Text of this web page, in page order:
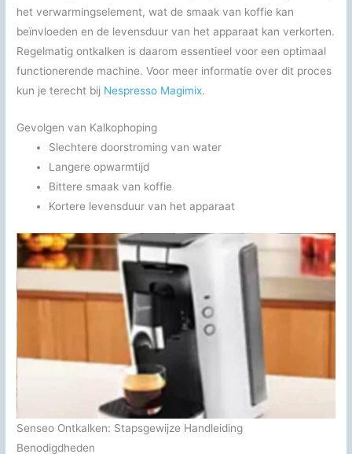
het verwarmingselement, wat de smaak van koffie kan
beïnvloeden en de levensduur van het apparaat kan verkorten.
Regelmatig ontkalken is daarom essentieel voor een optimaal
functionerende machine. Voor meer informatie over dit proces
kun je terecht bij Nespresso Magimix.
Gevolgen van Kalkophoping
Slechtere doorstroming van water
Langere opwarmtijd
Bittere smaak van koffie
Kortere levensduur van het apparaat
Senseo Ontkalken: Stapsgewijze Handleiding
Benodigdheden